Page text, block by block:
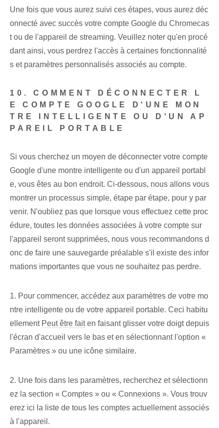
Une fois que vous aurez suivi ces étapes, vous aurez déc
onnecté avec succès votre compte Google du Chromecas
t ou de l'appareil de streaming. Veuillez noter qu'en procé
dant ainsi, vous perdrez l'accès à certaines fonctionnalité
s et paramètres personnalisés associés au compte.
10. COMMENT DÉCONNECTER L
E COMPTE GOOGLE D'UNE MON
TRE INTELLIGENTE OU D'UN AP
PAREIL PORTABLE
Si vous cherchez un moyen de déconnecter votre compte
Google d'une montre intelligente ou d'un appareil portabl
e, vous êtes au bon endroit. Ci-dessous, nous allons vous
montrer un processus simple, étape par étape, pour y par
venir. N'oubliez pas que lorsque vous effectuez cette proc
édure, toutes les données associées à votre compte sur
l'appareil seront supprimées, nous vous recommandons d
onc de faire une sauvegarde préalable s'il existe des infor
mations importantes que vous ne souhaitez pas perdre.
1. Pour commencer, accédez aux paramètres de votre mo
ntre intelligente ou de votre appareil portable. Ceci habitu
ellement Peut être faiten faisant glisser votre doigt depuis
l'écran d'accueil vers le bas et en sélectionnant l'option «
Paramètres » ou une icône similaire.
2. Une fois dans les paramètres, recherchez et sélectionn
ez la section « Comptes » ou « Connexions ». Vous trouv
erez ici la liste de tous les comptes actuellement associés
à l'appareil.